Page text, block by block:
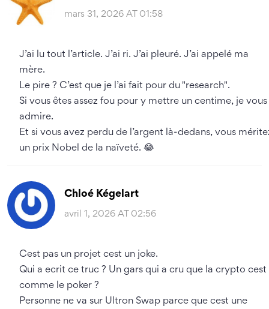
mars 31, 2026 AT 01:58
J’ai lu tout l’article. J’ai ri. J’ai pleuré. J’ai appelé ma
mère.
Le pire ? C’est que je l’ai fait pour du "research".
Si vous êtes assez fou pour y mettre un centime, je vous
admire.
Et si vous avez perdu de l’argent là-dedans, vous
un prix Nobel de la naïveté. 😂
Chloé Kégelart
avril 1, 2026 AT 02:56
Cest pas un projet cest un joke.
Qui a ecrit ce truc ? Un gars qui a cru que la crypto cest
comme le poker ?
Personne ne va sur Ultron Swap parce que cest une